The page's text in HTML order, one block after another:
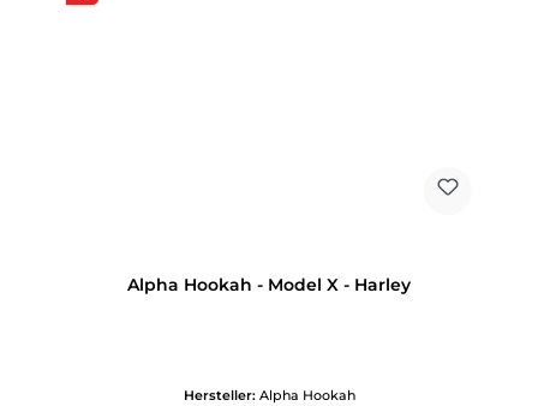
Alpha Hookah - Model X - Harley
Hersteller: Alpha Hookah